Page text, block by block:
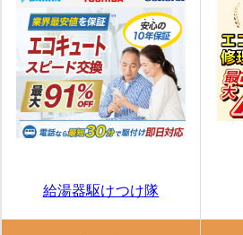
給湯器駆けつけ隊